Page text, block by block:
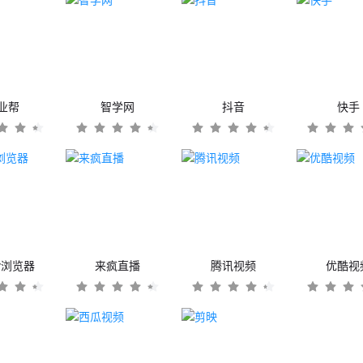
帮 智学网 抖音 快手
览器 来疯直播 腾讯视频 优酷视